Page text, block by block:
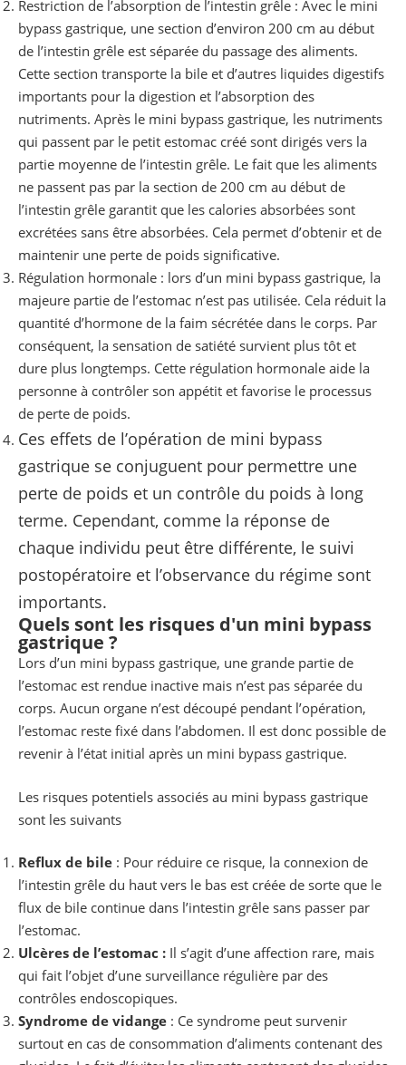
Restriction de l’absorption de l’intestin grêle : Avec le mini
bypass gastrique, une section d’environ 200 cm au début
de l’intestin grêle est séparée du passage des aliments.
Cette section transporte la bile et d’autres liquides digestifs
importants pour la digestion et l’absorption des
nutriments. Après le mini bypass gastrique, les nutriments
qui passent par le petit estomac créé sont dirigés vers la
partie moyenne de l’intestin grêle. Le fait que les aliments
ne passent pas par la section de 200 cm au début de
l’intestin grêle garantit que les calories absorbées sont
excrétées sans être absorbées. Cela permet d’obtenir et de
maintenir une perte de poids significative.
Régulation hormonale : lors d’un mini bypass gastrique, la
majeure partie de l’estomac n’est pas utilisée. Cela réduit la
quantité d’hormone de la faim sécrétée dans le corps. Par
conséquent, la sensation de satiété survient plus tôt et
dure plus longtemps. Cette régulation hormonale aide la
personne à contrôler son appétit et favorise le processus
de perte de poids.
Ces effets de l’opération de mini bypass
gastrique se conjuguent pour permettre une
perte de poids et un contrôle du poids à long
terme. Cependant, comme la réponse de
chaque individu peut être différente, le suivi
postopératoire et l’observance du régime sont
importants.
Quels sont les risques d'un mini bypass
gastrique ?
Lors d’un mini bypass gastrique, une grande partie de
l’estomac est rendue inactive mais n’est pas séparée du
corps. Aucun organe n’est découpé pendant l’opération,
l’estomac reste fixé dans l’abdomen. Il est donc possible de
revenir à l’état initial après un mini bypass gastrique.
Les risques potentiels associés au mini bypass gastrique
sont les suivants
Reflux de bile : Pour réduire ce risque, la connexion de
l’intestin grêle du haut vers le bas est créée de sorte que le
flux de bile continue dans l’intestin grêle sans passer par
l’estomac.
Ulcères de l’estomac : Il s’agit d’une affection rare, mais
qui fait l’objet d’une surveillance régulière par des
contrôles endoscopiques.
Syndrome de vidange : Ce syndrome peut survenir
surtout en cas de consommation d’aliments contenant des